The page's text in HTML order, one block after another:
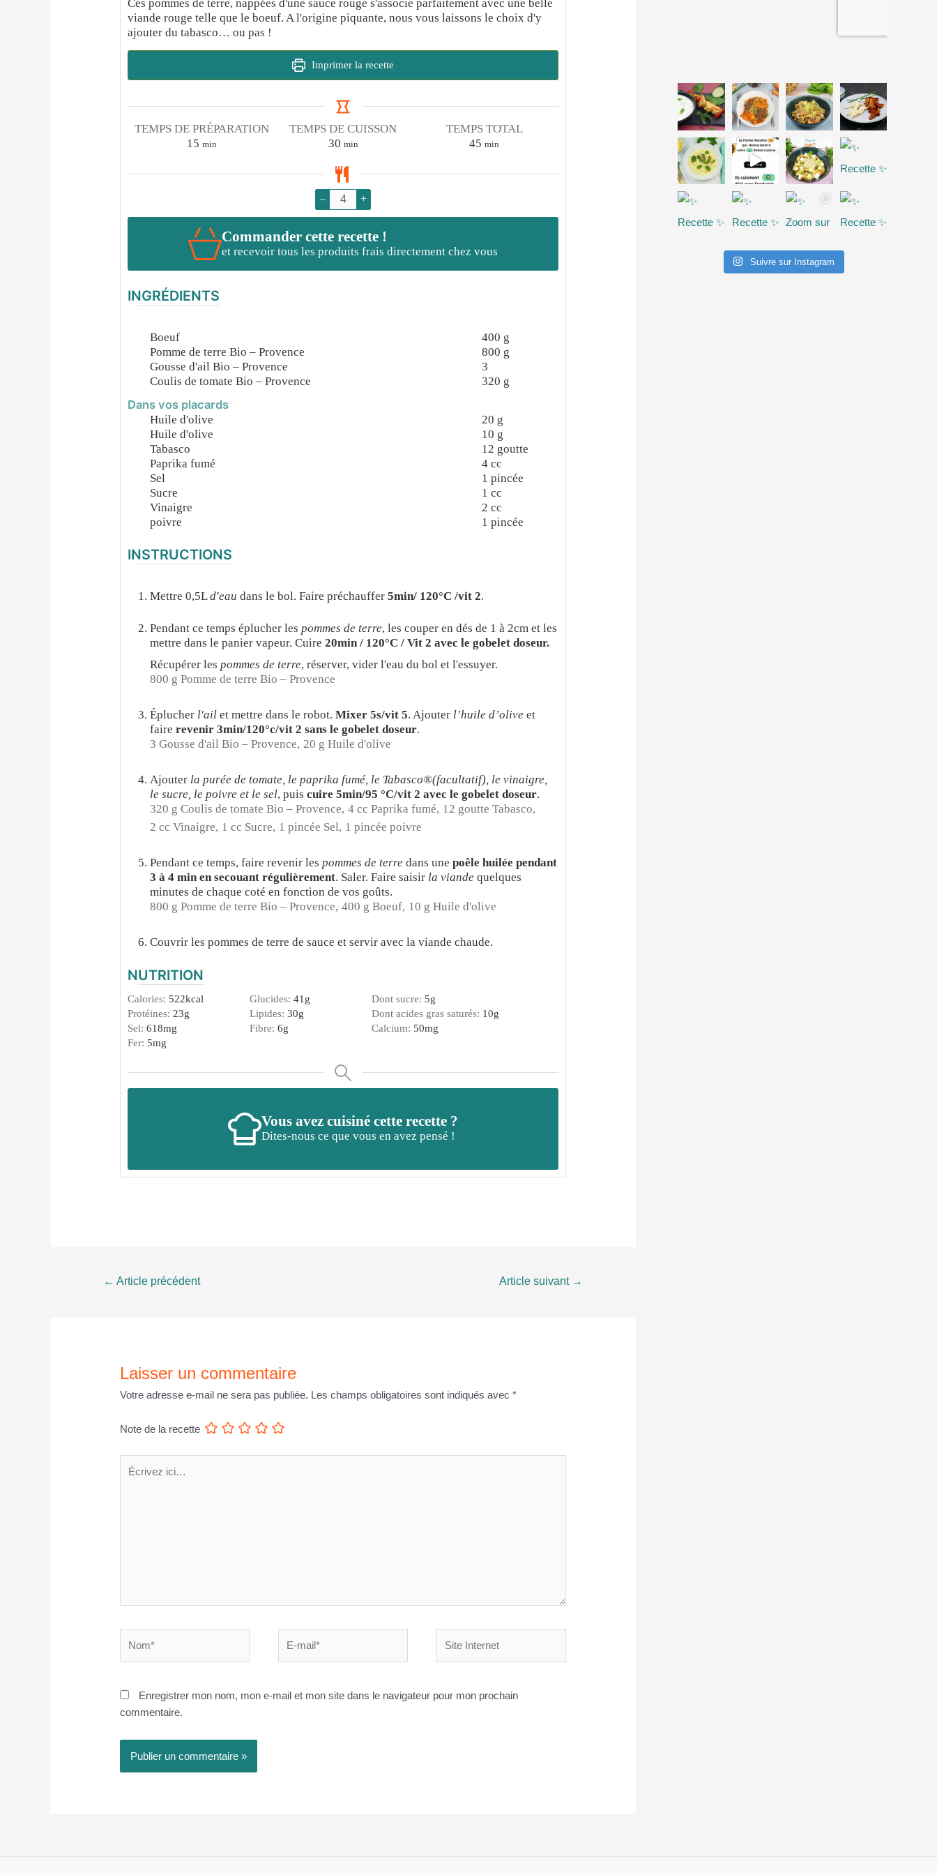
Ces pommes de terre, nappées d'une sauce rouge s'associe parfaitement avec une belle
viande rouge telle que le boeuf. A l'origine piquante, nous vous laissons le choix d'y
ajouter du tabasco… ou pas !
Imprimer la recette
TEMPS DE PRÉPARATION
15minutes
min
TEMPS DE CUISSON
30minutes
min
TEMPS TOTAL
45 minutes
min
– +
Commander cette recette !
et recevoir tous les produits frais directement chez vous
INGRÉDIENTS
Boeuf 400 g
Pomme de terre Bio – Provence
800 g
Gousse d'ail Bio – Provence
3
Coulis de tomate Bio – Provence
320 g
Dans vos placards
Huile d'olive 20 g
Huile d'olive
10 g
Tabasco
12 goutte
Paprika fumé
4 cc
Sel
1 pincée
Sucre
1 cc
Vinaigre
2 cc
poivre
1 pincée
INSTRUCTIONS
Mettre 0,5Ld'eaudans le bol. Faire préchauffer5min/ 120°C /vit 2.
Pendant ce temps éplucher les pommes de terre, les couper en dés de 1 à 2cm et les
mettre dans le panier vapeur. Cuire20min / 120°C / Vit 2 avec le gobelet doseur.
Récupérer les pommes de terre, réserver, vider l'eau du bol et l'essuyer.
800 g Pomme de terre Bio – Provence
Éplucher l'ailet mettre dans le robot.Mixer 5s/vit 5. Ajouter l’huile d’oliveet
fairerevenir 3min/120°c/vit 2 sans le gobelet doseur.
3 Gousse d'ail Bio – Provence, 20 g Huile d'olive
Ajouter la purée de tomate, le paprika fumé, le Tabasco®(facultatif), le vinaigre,
le sucre, le poivre et le sel, puiscuire 5min/95 °C/vit 2 avec le gobelet doseur.
320 g Coulis de tomate Bio – Provence, 4 cc Paprika fumé, 12 goutte Tabasco,
2 cc Vinaigre, 1 cc Sucre, 1 pincée Sel, 1 pincée poivre
Pendant ce temps, faire revenir les pommes de terredans unepoêle huilée pendant
3 à 4 min en secouant régulièrement. Saler. Faire saisir la viandequelques
minutes de chaque coté en fonction de vos goûts.
800 g Pomme de terre Bio – Provence, 400 g Boeuf, 10 g Huile d'olive
Couvrir les pommes de terre de sauce et servir avec la viande chaude.
NUTRITION
Calories: 522kcal Glucides:41 g Dont sucre: 5g
Protéines: 23g Lipides:30g Dont acides gras saturés: 10g
Sel:618mg Fibre:6g Calcium: 50mg
Fer: 5mg
Vous avez cuisiné cette recette ?
Dites-nous ce que vous en avez pensé !
Navigation
← Article précédent Article suivant →
Laisser un commentaire
Votre adresse e-mail ne sera pas publiée. Les champs obligatoires sont indiqués avec*
Note de la recette
ici…
mail*
Internet
Enregistrer mon nom, mon e-mail et mon site dans le navigateur pour mon prochain
commentaire.
Suivre sur Instagram